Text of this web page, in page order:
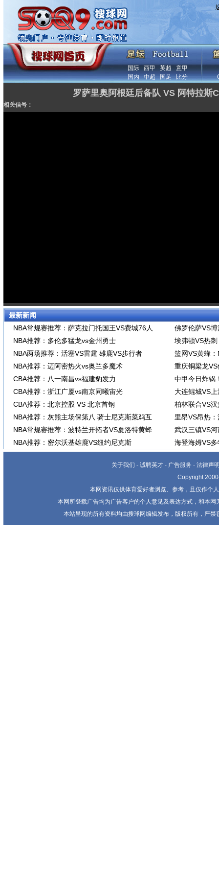
国际 西甲 英超
意甲
国内
中超 国足 比分
罗萨里奥阿根廷后备队 VS 阿特拉斯
相关信号：
最新新闻
NBA常规赛推荐：萨克拉门托国王VS费城76人
NBA推荐：多伦多猛龙vs金州勇士
NBA两场推荐：活塞VS雷霆 雄鹿VS步行者
NBA推荐：迈阿密热火vs奥兰多魔术
CBA推荐：八一南昌vs福建豹发力
CBA推荐：浙江广厦vs南京同曦宙光
CBA推荐：北京控股 VS 北京首钢
NBA推荐：灰熊主场保第八 骑士尼克斯菜鸡互
NBA常规赛推荐：波特兰开拓者VS夏洛特黄蜂
NBA推荐：密尔沃基雄鹿VS纽约尼克斯
佛罗伦萨VS
埃弗顿VS热
篮网VS黄蜂
重庆铜梁龙
中甲今日炸锅
大连鲲城VS
柏林联合VS
里昂VS昂热
武汉三镇VS
海登海姆VS
关于我们 - 诚聘英才 - 广告服务 - 法律声
Copyright
本网资讯仅供体育爱好者浏览、参考，且仅作个
本网所登载广告均为广告客户的个人意见及表达方式，和本
本站呈现的所有资料均由搜球网编辑发布，版权所有，严